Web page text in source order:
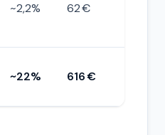
~2,2% 62 €
~22% 616 €